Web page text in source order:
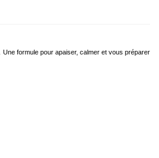
Une formule pour apaiser, calmer et vous préparer